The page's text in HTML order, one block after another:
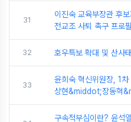
31
이진숙 교육부장관 후
전교조 사퇴 촉구 프로필
32 호우특보 확대 및 산사
33
윤희숙 혁신위원장, 1
상현&middot;장동혁
구속적부심이란? 윤석